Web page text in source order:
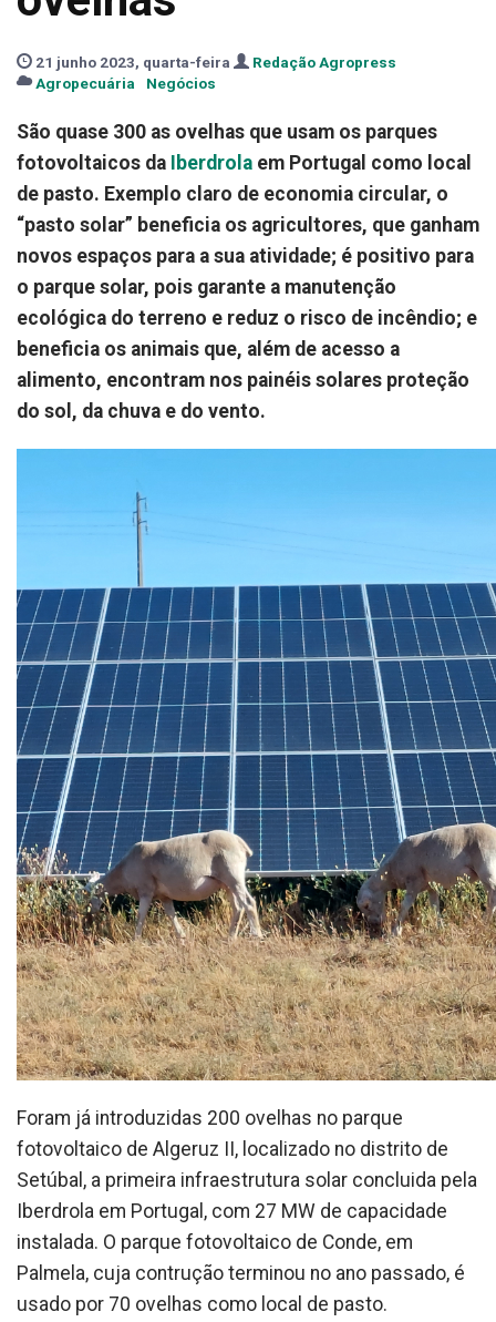
21 junho 2023, quarta-feira
Redação Agropress
Agropecuária
Negócios
São quase 300 as ovelhas que usam os parques
fotovoltaicos da Iberdrola em Portugal como local
de pasto. Exemplo claro de economia circular, o
“pasto solar” beneficia os agricultores, que ganham
novos espaços para a sua atividade; é positivo para
o parque solar, pois garante a manutenção
ecológica do terreno e reduz o risco de incêndio; e
beneficia os animais que, além de acesso a
alimento, encontram nos painéis solares proteção
do sol, da chuva e do vento.
Foram já introduzidas 200 ovelhas no parque
fotovoltaico de Algeruz II, localizado no distrito de
Setúbal, a primeira infraestrutura solar concluida pela
Iberdrola em Portugal, com 27 MW de capacidade
instalada. O parque fotovoltaico de Conde, em
Palmela, cuja contrução terminou no ano passado, é
usado por 70 ovelhas como local de pasto.